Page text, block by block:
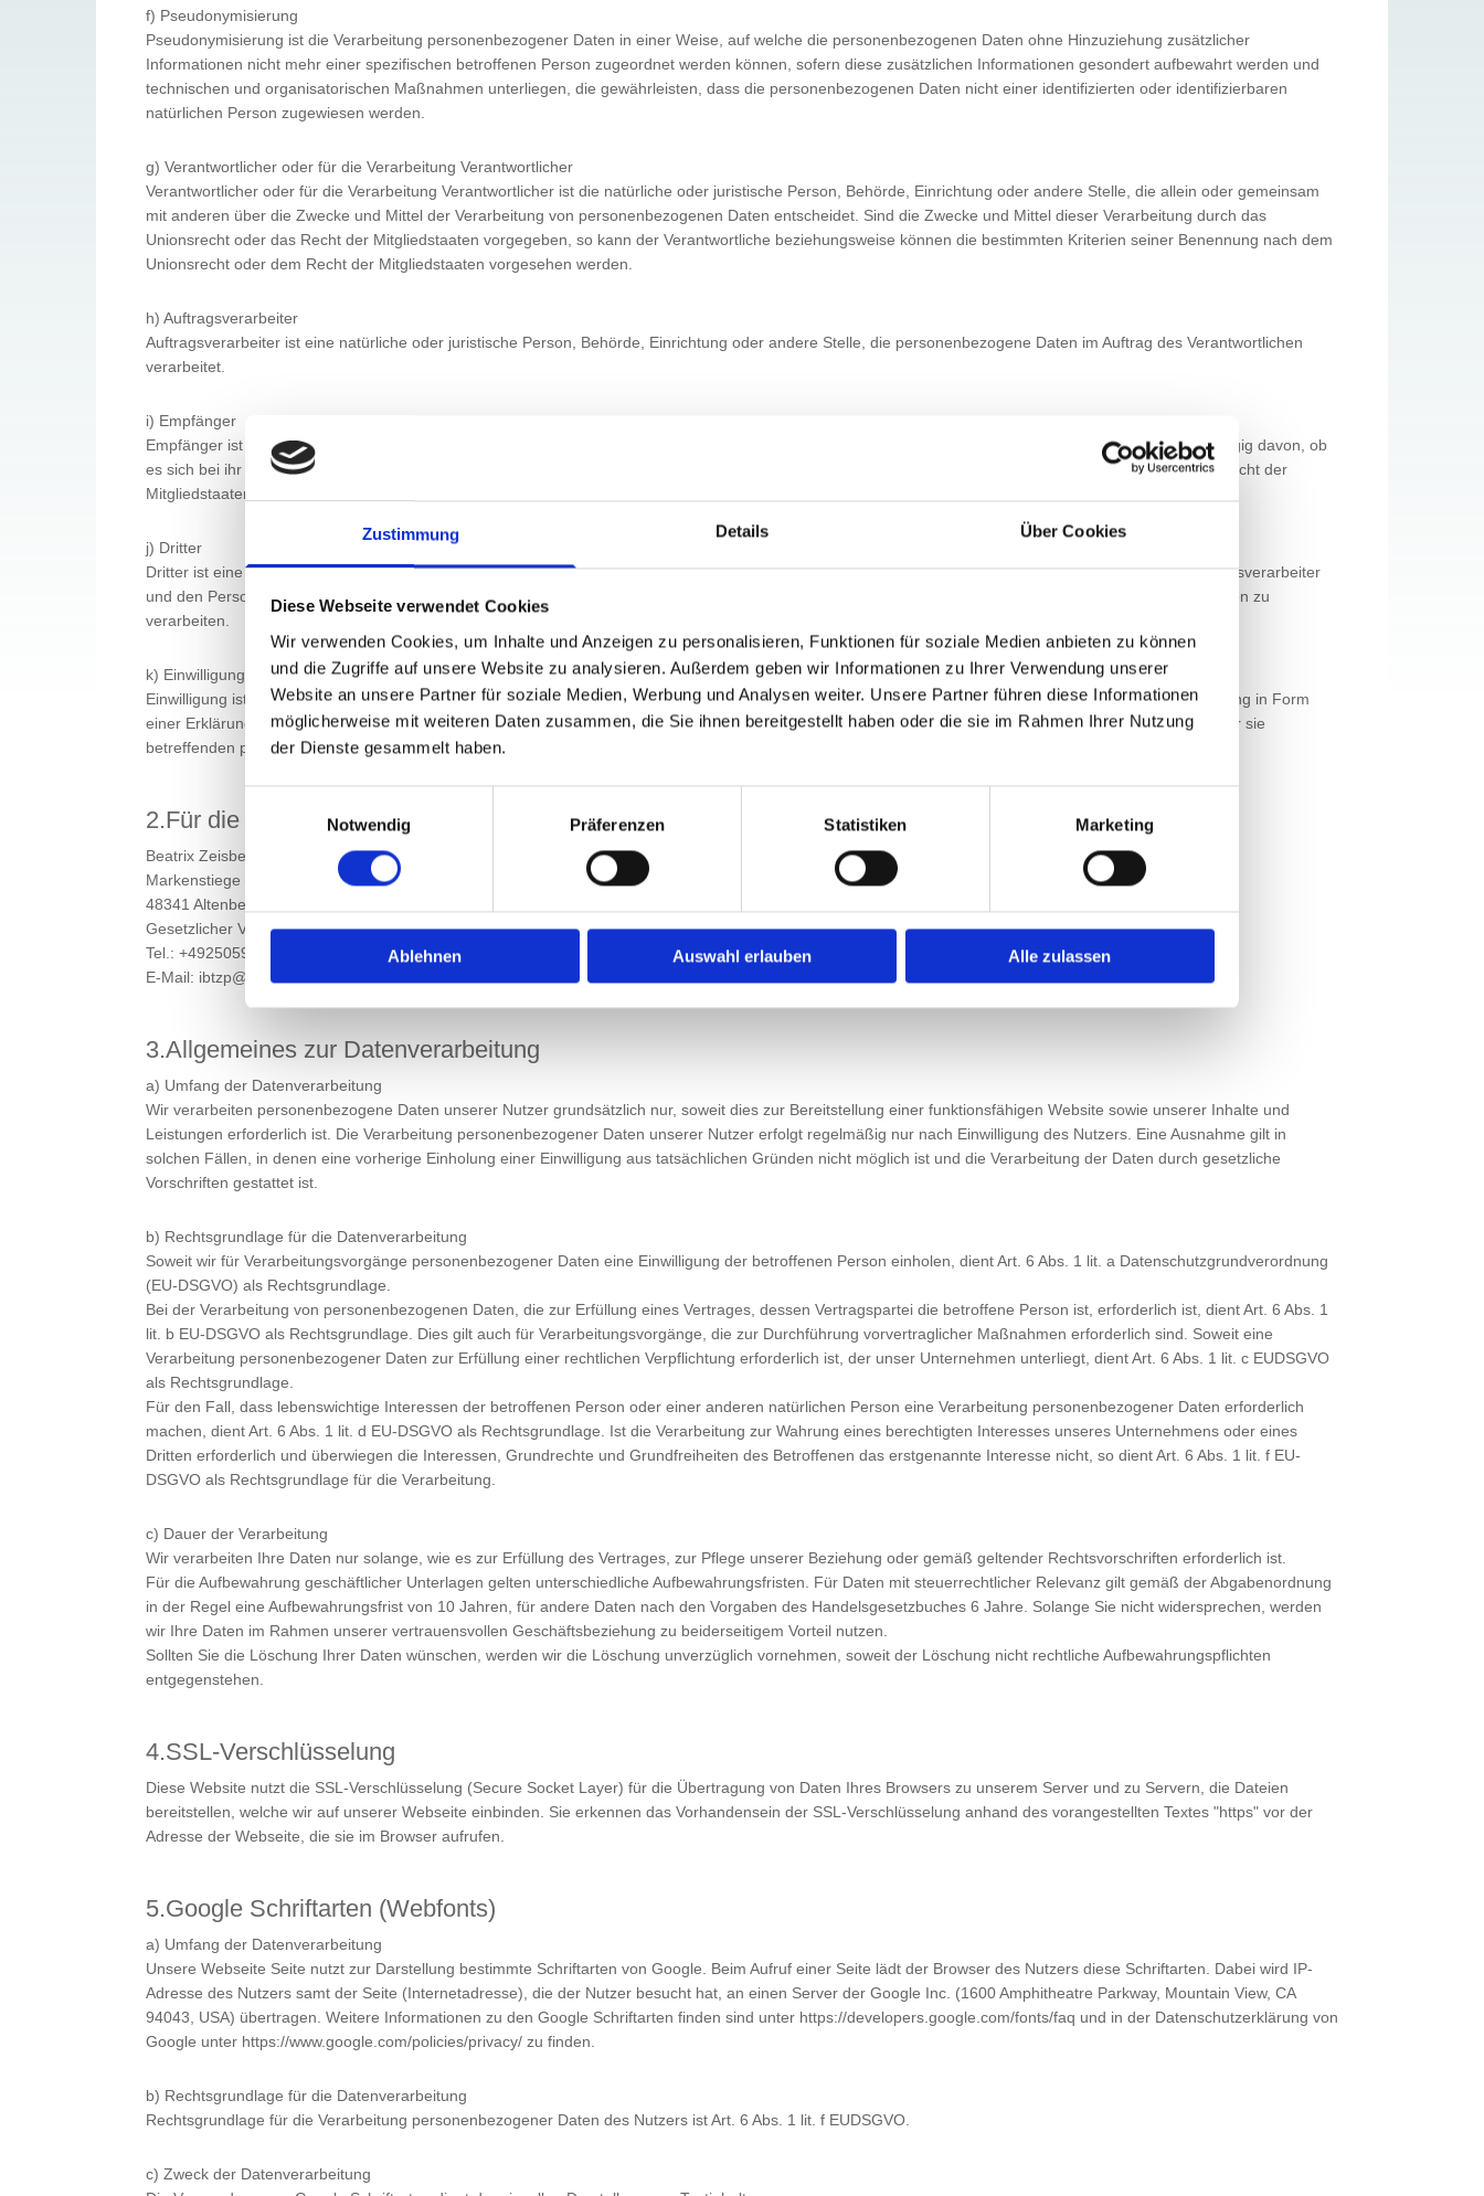
Zustimmung Details Über Cookies
Diese Webseite verwendet Cookies
Wir verwenden Cookies, um Inhalte und Anzeigen zu personalisieren, Funktionen für soziale Medien anbieten zu können
und die Zugriffe auf unsere Website zu analysieren. Außerdem geben wir Informationen zu Ihrer Verwendung unserer
Website an unsere Partner für soziale Medien, Werbung und Analysen weiter. Unsere Partner führen diese Informationen
möglicherweise mit weiteren Daten zusammen, die Sie ihnen bereitgestellt haben oder die sie im Rahmen Ihrer Nutzung
der Dienste gesammelt haben.
Notwendig
Präferenzen Statistiken Marketing
Ablehnen Auswahl erlauben Alle zulassen
f) Pseudonymisierung
Pseudonymisierung ist die Verarbeitung personenbezogener Daten in einer Weise, auf welche die personenbezogenen Daten ohne Hinzuziehung zusätzlicher
Informationen nicht mehr einer spezifischen betroffenen Person zugeordnet werden können, sofern diese zusätzlichen Informationen gesondert aufbewahrt werden und
technischen und organisatorischen Maßnahmen unterliegen, die gewährleisten, dass die personenbezogenen Daten nicht einer identifizierten oder identifizierbaren
natürlichen Person zugewiesen werden.
g) Verantwortlicher oder für die Verarbeitung Verantwortlicher
Verantwortlicher oder für die Verarbeitung Verantwortlicher ist die natürliche oder juristische Person, Behörde, Einrichtung oder andere Stelle, die allein oder gemeinsam
mit anderen über die Zwecke und Mittel der Verarbeitung von personenbezogenen Daten entscheidet. Sind die Zwecke und Mittel dieser Verarbeitung durch das
Unionsrecht oder das Recht der Mitgliedstaaten vorgegeben, so kann der Verantwortliche beziehungsweise können die bestimmten Kriterien seiner Benennung nach dem
Unionsrecht oder dem Recht der Mitgliedstaaten vorgesehen werden.
h) Auftragsverarbeiter
Auftragsverarbeiter ist eine natürliche oder juristische Person, Behörde, Einrichtung oder andere Stelle, die personenbezogene Daten im Auftrag des Verantwortlichen
verarbeitet.
i) Empfänger
Empfänger ist eine natürliche oder juristische Person, Behörde, Einrichtung oder andere Stelle, der personenbezogene Daten offengelegt werden, unabhängig davon, ob
es sich bei ihr um einen Dritten handelt oder nicht. Behörden, die im Rahmen eines bestimmten Untersuchungsauftrags nach dem Unionsrecht oder dem Recht der
Mitgliedstaaten möglicherweise personenbezogene Daten erhalten, gelten jedoch nicht als Empfänger.
j) Dritter
Dritter ist eine natürliche oder juristische Person, Behörde, Einrichtung oder andere Stelle außer der betroffenen Person, dem Verantwortlichen, dem Auftragsverarbeiter
und den Personen, die unter der unmittelbaren Verantwortung des Verantwortlichen oder des Auftragsverarbeiters befugt sind, die personenbezogenen Daten zu
verarbeiten.
k) Einwilligung
Einwilligung ist jede von der betroffenen Person freiwillig für den bestimmten Fall in informierter Weise und unmissverständlich abgegebene Willensbekundung in Form
einer Erklärung oder einer sonstigen eindeutigen bestätigenden Handlung, mit der die betroffene Person zu verstehen gibt, dass sie mit der Verarbeitung der sie
betreffenden personenbezogenen Daten einverstanden ist.
2.Für die Verarbeitung Verantwortlicher
Beatrix Zeisberg Ingenieurin f. Tragwerksplanung
Markenstiege 26 A
48341 Altenberge
Gesetzlicher Vertreter: Beatrix Zeisberg
Tel.: +4925059381336
E-Mail: ibtzp@t-online.de
3.Allgemeines zur Datenverarbeitung
a) Umfang der Datenverarbeitung
Wir verarbeiten personenbezogene Daten unserer Nutzer grundsätzlich nur, soweit dies zur Bereitstellung einer funktionsfähigen Website sowie unserer Inhalte und
Leistungen erforderlich ist. Die Verarbeitung personenbezogener Daten unserer Nutzer erfolgt regelmäßig nur nach Einwilligung des Nutzers. Eine Ausnahme gilt in
solchen Fällen, in denen eine vorherige Einholung einer Einwilligung aus tatsächlichen Gründen nicht möglich ist und die Verarbeitung der Daten durch gesetzliche
Vorschriften gestattet ist.
b) Rechtsgrundlage für die Datenverarbeitung
Soweit wir für Verarbeitungsvorgänge personenbezogener Daten eine Einwilligung der betroffenen Person einholen, dient Art. 6 Abs. 1 lit. a Datenschutzgrundverordnung
(EU-DSGVO) als Rechtsgrundlage.
Bei der Verarbeitung von personenbezogenen Daten, die zur Erfüllung eines Vertrages, dessen Vertragspartei die betroffene Person ist, erforderlich ist, dient Art. 6 Abs. 1
lit. b EU-DSGVO als Rechtsgrundlage. Dies gilt auch für Verarbeitungsvorgänge, die zur Durchführung vorvertraglicher Maßnahmen erforderlich sind. Soweit eine
Verarbeitung personenbezogener Daten zur Erfüllung einer rechtlichen Verpflichtung erforderlich ist, der unser Unternehmen unterliegt, dient Art. 6 Abs. 1 lit. c EUDSGVO
als Rechtsgrundlage.
Für den Fall, dass lebenswichtige Interessen der betroffenen Person oder einer anderen natürlichen Person eine Verarbeitung personenbezogener Daten erforderlich
machen, dient Art. 6 Abs. 1 lit. d EU-DSGVO als Rechtsgrundlage. Ist die Verarbeitung zur Wahrung eines berechtigten Interesses unseres Unternehmens oder eines
Dritten erforderlich und überwiegen die Interessen, Grundrechte und Grundfreiheiten des Betroffenen das erstgenannte Interesse nicht, so dient Art. 6 Abs. 1 lit. f EU-
DSGVO als Rechtsgrundlage für die Verarbeitung.
c) Dauer der Verarbeitung
Wir verarbeiten Ihre Daten nur solange, wie es zur Erfüllung des Vertrages, zur Pflege unserer Beziehung oder gemäß geltender Rechtsvorschriften erforderlich ist.
Für die Aufbewahrung geschäftlicher Unterlagen gelten unterschiedliche Aufbewahrungsfristen. Für Daten mit steuerrechtlicher Relevanz gilt gemäß der Abgabenordnung
in der Regel eine Aufbewahrungsfrist von 10 Jahren, für andere Daten nach den Vorgaben des Handelsgesetzbuches 6 Jahre. Solange Sie nicht widersprechen, werden
wir Ihre Daten im Rahmen unserer vertrauensvollen Geschäftsbeziehung zu beiderseitigem Vorteil nutzen.
Sollten Sie die Löschung Ihrer Daten wünschen, werden wir die Löschung unverzüglich vornehmen, soweit der Löschung nicht rechtliche Aufbewahrungspflichten
entgegenstehen.
4.SSL-Verschlüsselung
Diese Website nutzt die SSL-Verschlüsselung (Secure Socket Layer) für die Übertragung von Daten Ihres Browsers zu unserem Server und zu Servern, die Dateien
bereitstellen, welche wir auf unserer Webseite einbinden. Sie erkennen das Vorhandensein der SSL-Verschlüsselung anhand des vorangestellten Textes "https" vor der
Adresse der Webseite, die sie im Browser aufrufen.
5.Google Schriftarten (Webfonts)
a) Umfang der Datenverarbeitung
Unsere Webseite Seite nutzt zur Darstellung bestimmte Schriftarten von Google. Beim Aufruf einer Seite lädt der Browser des Nutzers diese Schriftarten. Dabei wird IP-
Adresse des Nutzers samt der Seite (Internetadresse), die der Nutzer besucht hat, an einen Server der Google Inc. (1600 Amphitheatre Parkway, Mountain View, CA
94043, USA) übertragen. Weitere Informationen zu den Google Schriftarten finden sind unter https://developers.google.com/fonts/faq und in der Datenschutzerklärung von
Google unter https://www.google.com/policies/privacy/ zu finden.
b) Rechtsgrundlage für die Datenverarbeitung
Rechtsgrundlage für die Verarbeitung personenbezogener Daten des Nutzers ist Art. 6 Abs. 1 lit. f EUDSGVO.
c) Zweck der Datenverarbeitung